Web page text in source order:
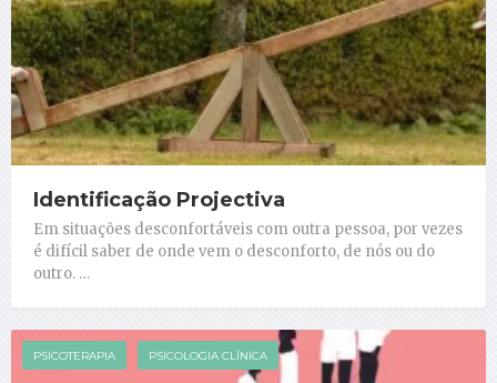
Identificação Projectiva
Em situações desconfortáveis com outra pessoa, por vezes
é difícil saber de onde vem o desconforto, de nós ou do
outro. …
PSICOTERAPIA PSICOLOGIA CLÍNICA